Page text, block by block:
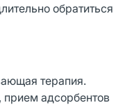
обратиться
терапия.
адсорбентов